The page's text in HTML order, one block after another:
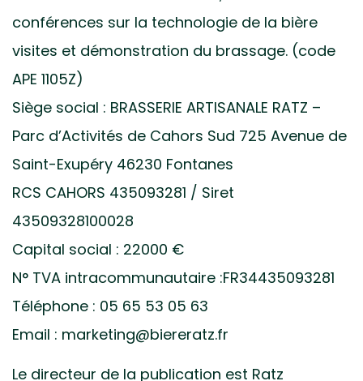
conférences sur la technologie de la bière
visites et démonstration du brassage. (code
APE 1105Z)
Siège social : BRASSERIE ARTISANALE RATZ –
Parc d’Activités de Cahors Sud 725 Avenue de
Saint-Exupéry 46230 Fontanes
RCS CAHORS 435093281 / Siret
43509328100028
Capital social : 22000 €
N° TVA intracommunautaire :FR34435093281
Téléphone : 05 65 53 05 63
Email : marketing@biereratz.fr
Le directeur de la publication est Ratz